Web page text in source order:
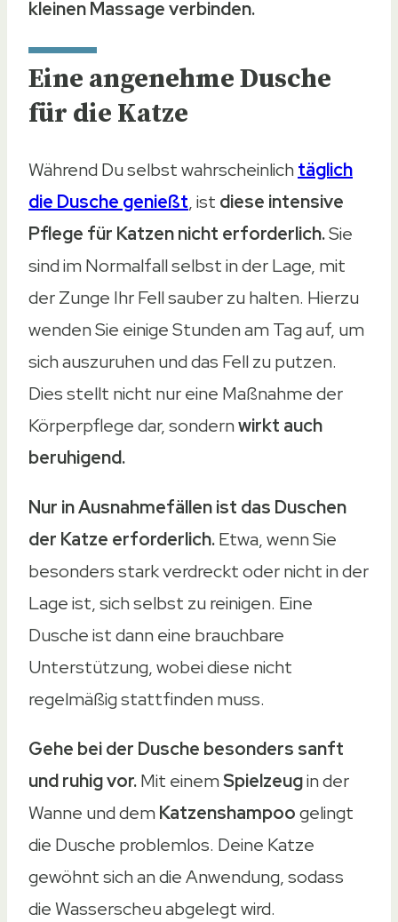
kleinen Massage verbinden.
Eine angenehme Dusche
für die Katze
Während Du selbst wahrscheinlichtäglich
die Dusche genießt, ist diese intensive
Pflege für Katzen nicht erforderlich.Sie
sind im Normalfall selbst in der Lage, mit
der Zunge Ihr Fell sauber zu halten. Hierzu
wenden Sie einige Stunden am Tag auf, um
sich auszuruhen und das Fell zu putzen.
Dies stellt nicht nur eine Maßnahme der
Körperpflege dar, sondernwirkt auch
beruhigend.
Nur in Ausnahmefällen ist das Duschen
der Katze erforderlich.Etwa, wenn Sie
besonders stark verdreckt oder nicht in der
Lage ist, sich selbst zu reinigen. Eine
Dusche ist dann eine brauchbare
Unterstützung, wobei diese nicht
regelmäßig stattfinden muss.
Gehe bei der Dusche besonders sanft
und ruhig vor.Mit einemSpielzeugin der
Wanne und demKatzenshampoogelingt
die Dusche problemlos. Deine Katze
gewöhnt sich an die Anwendung, sodass
die Wasserscheu abgelegt wird.